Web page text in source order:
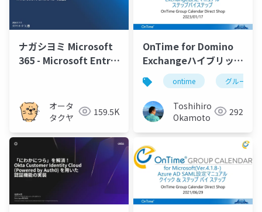
ナガシヨミ Microsoft
365 - Microsoft Entra
オータ
タクヤ
159.5K
OnTime for Domino
Exchangeハイブリッド
設定マニュアル
ontime グループ
Toshihiro
Okamoto
292